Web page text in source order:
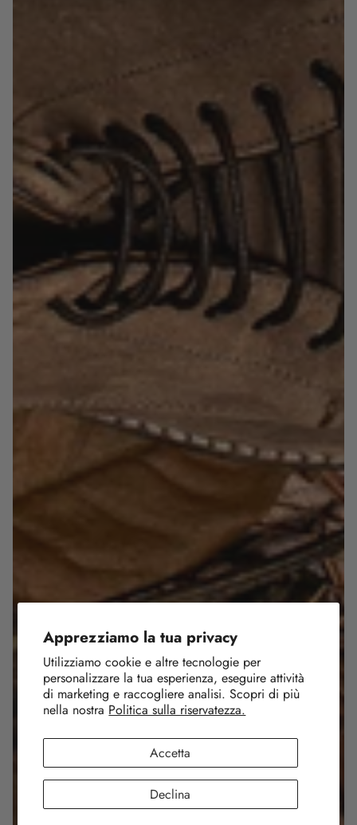
Apprezziamo la tua privacy
Utilizziamo cookie e altre tecnologie per
personalizzare la tua esperienza, eseguire attività
di marketing e raccogliere analisi. Scopri di più
nella nostra Politica sulla riservatezza.
Accetta
Declina